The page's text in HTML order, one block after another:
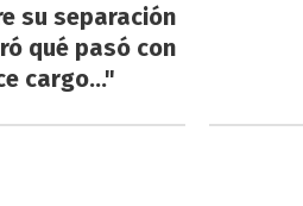
su separación
qué pasó con
cargo..."